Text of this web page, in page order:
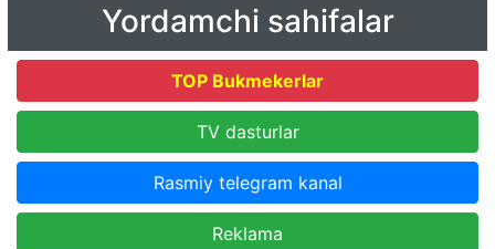
Yordamchi sahifalar
TOP Bukmekerlar
TV dasturlar
Rasmiy telegram kanal
Reklama